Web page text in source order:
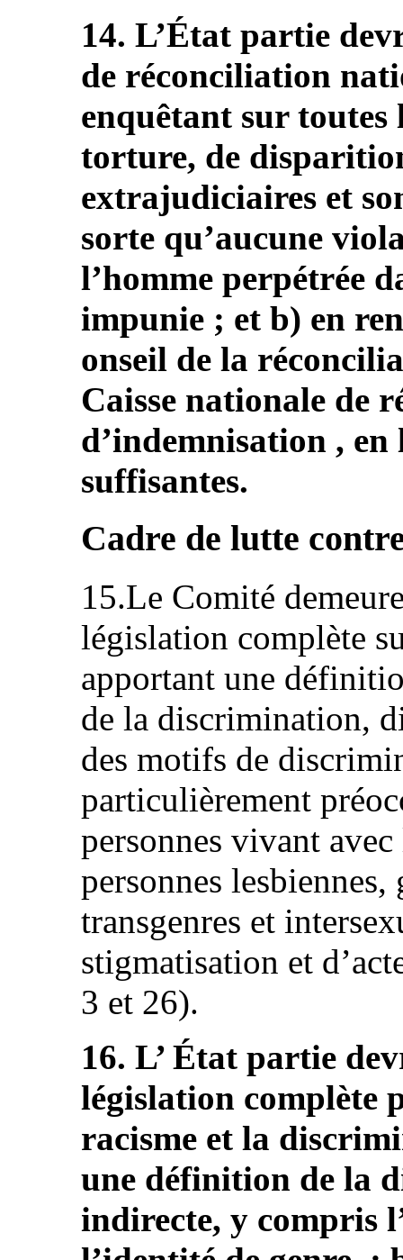
14. L’État partie
de réconciliation
enquêtant sur toutes
torture, de
extrajudiciaires et
sorte qu’aucune
l’homme perpétrée
impunie ; et b) en
onseil de la
Caisse nationale de
d’indemnisation , en
suffisantes.
Cadre de lutte
15.Le Comité
législation complète
apportant une
de la discrimination,
des motifs de
particulièrement
personnes vivant
personnes
transgenres et
stigmatisation et
3 et 26).
16. L’ État partie
législation complète
racisme et la
une définition de la
indirecte, y compris